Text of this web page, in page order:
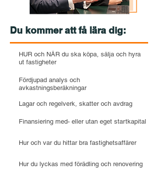
Du kommer att få lära dig:
HUR och NÄR du ska köpa, sälja och hyra
ut fastigheter
Fördjupad analys och
avkastningsberäkningar
Lagar och regelverk, skatter och avdrag
Finansiering med- eller utan eget startkapital
Hur och var du hittar bra fastighetsaffärer
Hur du lyckas med förädling och renovering